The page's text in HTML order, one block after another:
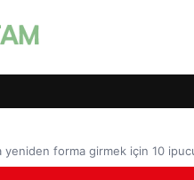
yeniden forma girmek için 10